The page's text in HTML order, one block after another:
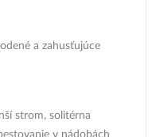
a zahusťujúce
strom, solitérna
v nádobách